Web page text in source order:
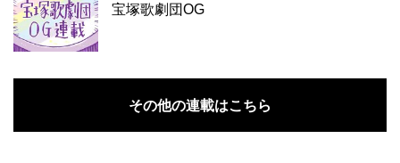
宝塚歌劇団OG
その他の連載はこちら